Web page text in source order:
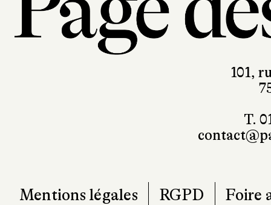
101,
T.
Mentions légales RGPD Foire